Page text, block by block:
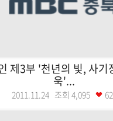
제3부 '천년의 빛, 사기
욱'...
2011.11.24 조회 4,095